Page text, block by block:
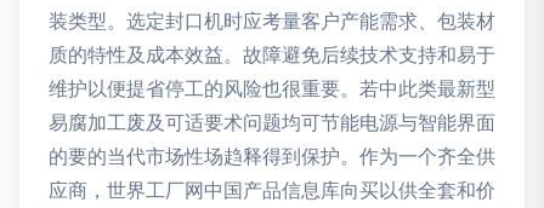
装类型。选定封口机时应考量客户产能需求、包装材
质的特性及成本效益。故障避免后续技术支持和易于
维护以便提省停工的风险也很重要。若中此类最新型
易腐加工废及可适要术问题均可节能电源与智能界面
的要的当代市场性场趋释得到保护。作为一个齐全供
应商，世界工厂网中国产品信息库向买以供全套和价